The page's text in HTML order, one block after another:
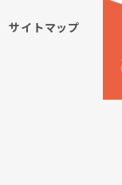
サイトマップ